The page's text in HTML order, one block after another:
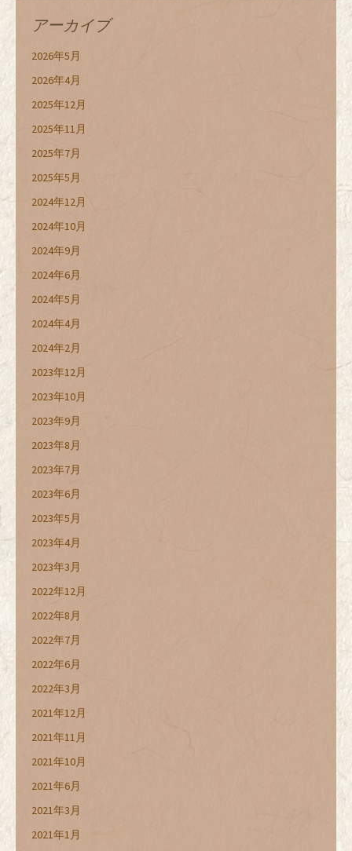
アーカイブ
2026年5月
2026年4月
2025年12月
2025年11月
2025年7月
2025年5月
2024年12月
2024年10月
2024年9月
2024年6月
2024年5月
2024年4月
2024年2月
2023年12月
2023年10月
2023年9月
2023年8月
2023年7月
2023年6月
2023年5月
2023年4月
2023年3月
2022年12月
2022年8月
2022年7月
2022年6月
2022年3月
2021年12月
2021年11月
2021年10月
2021年6月
2021年3月
2021年1月